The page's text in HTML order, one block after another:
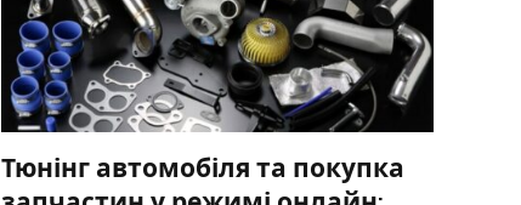
Тюнінг автомобіля та покупка